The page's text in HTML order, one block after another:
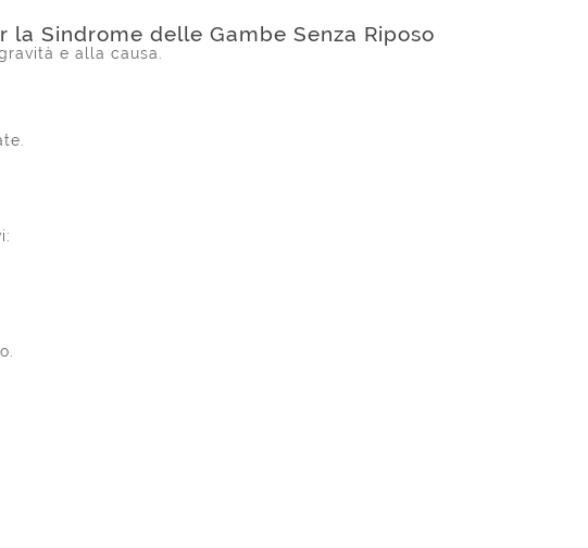
la Sindrome delle Gambe Senza Riposo
e alla causa.